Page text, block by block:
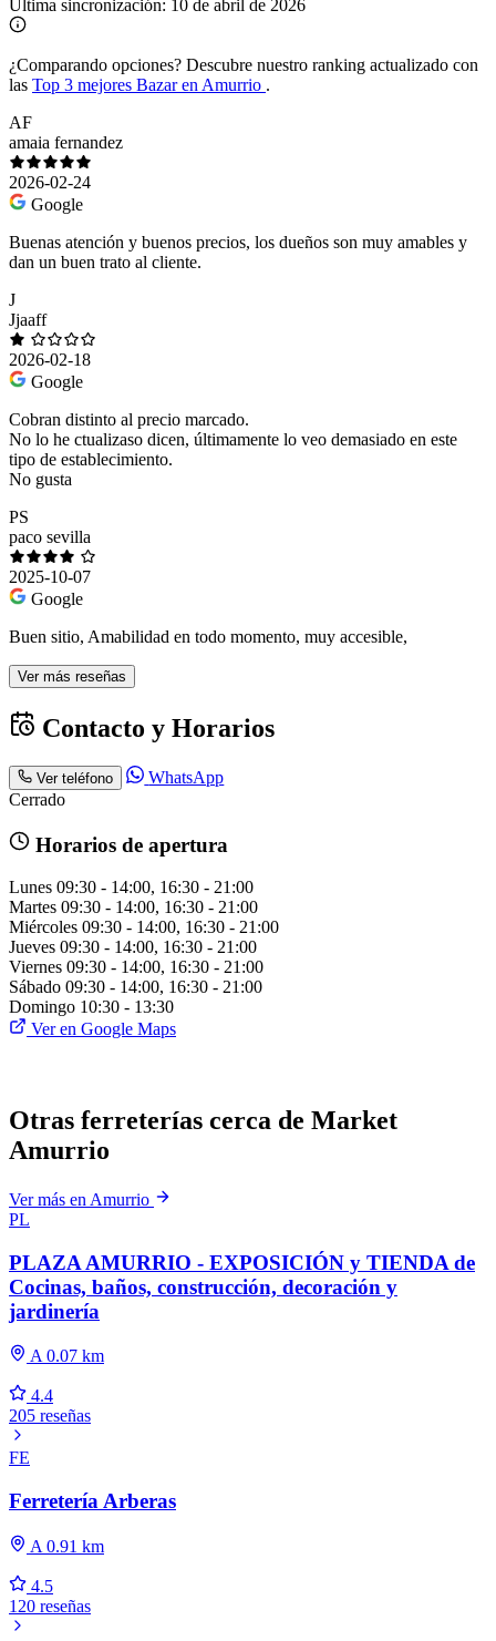
Última sincronización: 10 de abril de 2026
¿Comparando opciones? Descubre nuestro ranking actualizado con
las Top 3 mejores Bazar en Amurrio .
AF
amaia fernandez
2026-02-24
Google
Buenas atención y buenos precios, los dueños son muy amables y
dan un buen trato al cliente.
J
Jjaaff
2026-02-18
Google
Cobran distinto al precio marcado.
No lo he ctualizaso dicen, últimamente lo veo demasiado en este
tipo de establecimiento.
No gusta
PS
paco sevilla
2025-10-07
Google
Buen sitio, Amabilidad en todo momento, muy accesible,
Ver más reseñas
Contacto y Horarios
Ver teléfono
WhatsApp
Cerrado
Horarios de apertura
Lunes 09:30 - 14:00, 16:30 - 21:00
Martes 09:30 - 14:00, 16:30 - 21:00
Miércoles 09:30 - 14:00, 16:30 - 21:00
Jueves 09:30 - 14:00, 16:30 - 21:00
Viernes 09:30 - 14:00, 16:30 - 21:00
Sábado 09:30 - 14:00, 16:30 - 21:00
Domingo 10:30 - 13:30
Ver en Google Maps
Otras ferreterías cerca de Market
Amurrio
Ver más en Amurrio
PL
PLAZA AMURRIO - EXPOSICIÓN y TIENDA de
Cocinas, baños, construcción, decoración y
jardinería
A 0.07 km
4.4
205 reseñas
FE
Ferretería Arberas
A 0.91 km
4.5
120 reseñas